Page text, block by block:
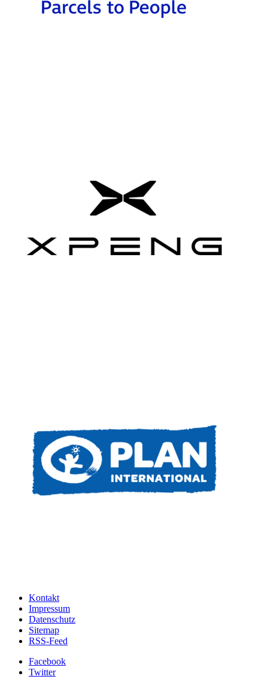
Kontakt
Impressum
Datenschutz
Sitemap
RSS-Feed
Facebook
Twitter